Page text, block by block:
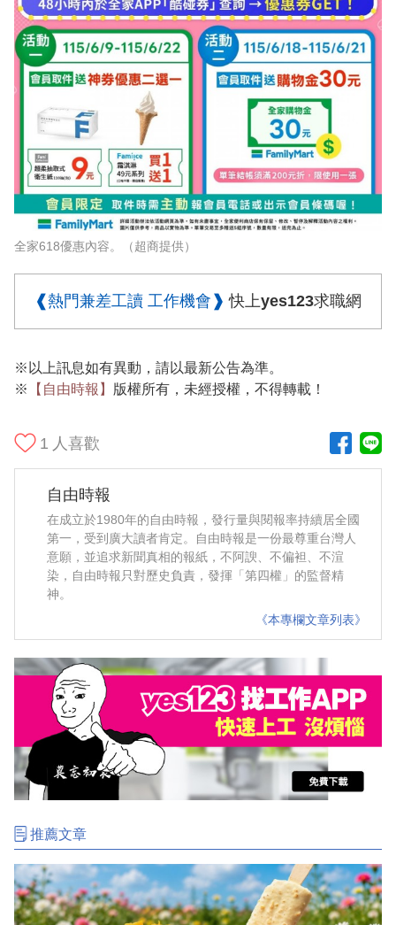
全家618優惠內容。（超商提供）
❰熱門兼差工讀 工作機會❱ 快上yes123求職網
※以上訊息如有異動，請以最新公告為準。
※
【自由時報】 版權所有，未經授權，不得轉載！
1 人喜歡
自由時報
在成立於1980年的自由時報，發行量與閱報率持續居全國
第一，受到廣大讀者肯定。自由時報是一份最尊重台灣人
意願，並追求新聞真相的報紙，不阿諛、不偏袒、不渲
染，自由時報只對歷史負責，發揮「第四權」的監督精
神。
《本專欄文章列表》
推薦文章